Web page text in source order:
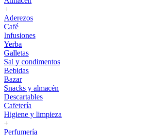
+
Aderezos
Café
Infusiones
Yerba
Galletas
Sal y condimentos
Bebidas
Bazar
Snacks y almacén
Descartables
Cafetería
Higiene y limpieza
+
Perfumería